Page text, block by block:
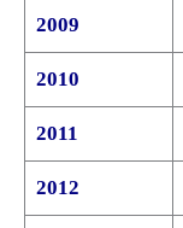
2009
2010
2011
2012